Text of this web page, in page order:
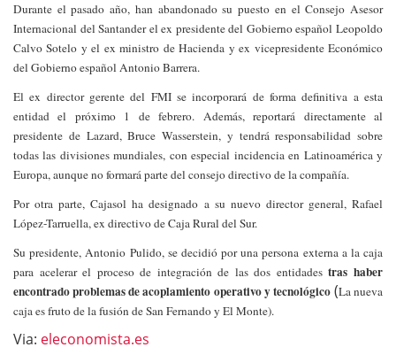
Durante el pasado año, han abandonado su puesto en el Consejo Asesor
Internacional del Santander el ex presidente del Gobierno español Leopoldo
Calvo Sotelo y el ex ministro de Hacienda y ex vicepresidente Económico
del Gobierno español Antonio Barrera.
El ex director gerente del FMI se incorporará de forma definitiva a esta
entidad el próximo 1 de febrero. Además, reportará directamente al
presidente de Lazard, Bruce Wasserstein, y tendrá responsabilidad sobre
todas las divisiones mundiales, con especial incidencia en Latinoamérica y
Europa, aunque no formará parte del consejo directivo de la compañía.
Por otra parte, Cajasol ha designado a su nuevo director general, Rafael
López-Tarruella, ex directivo de Caja Rural del Sur.
Su presidente,Antonio Pulido, se decidió por una persona externa a la caja
para acelerar el proceso de integración de las dos entidadestras haber
encontrado problemas de acoplamiento operativo y tecnológico(La nueva
caja es fruto de la fusión de San Fernando y El Monte).
Via: eleconomista.es